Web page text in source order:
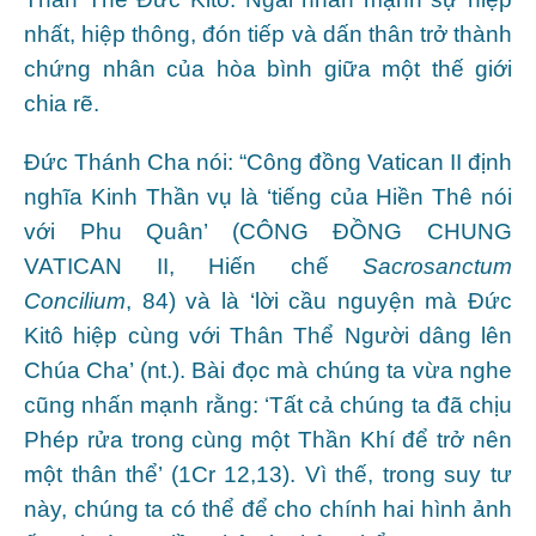
nhất, hiệp thông, đón tiếp và dấn thân trở thành
chứng nhân của hòa bình giữa một thế giới
chia rẽ.
Đức Thánh Cha nói: “Công đồng Vatican II định
nghĩa Kinh Thần vụ là ‘tiếng của Hiền Thê nói
với Phu Quân’ (CÔNG ĐỒNG CHUNG
VATICAN II, Hiến chế Sacrosanctum
Concilium, 84) và là ‘lời cầu nguyện mà Đức
Kitô hiệp cùng với Thân Thể Người dâng lên
Chúa Cha’ (nt.). Bài đọc mà chúng ta vừa nghe
cũng nhấn mạnh rằng: ‘Tất cả chúng ta đã chịu
Phép rửa trong cùng một Thần Khí để trở nên
một thân thể’ (1Cr 12,13). Vì thế, trong suy tư
này, chúng ta có thể để cho chính hai hình ảnh